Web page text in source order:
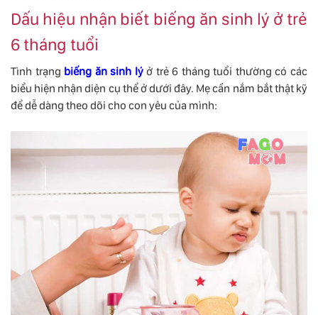
Dấu hiệu nhận biết biếng ăn sinh lý ở trẻ
6 tháng tuổi
Tình trạng biếng ăn sinh lýở trẻ 6 tháng tuổi thường có các
biểu hiện nhận diện cụ thể ở dưới đây. Mẹ cần nắm bắt thật kỹ
để dễ dàng theo dõi cho con yêu của mình: